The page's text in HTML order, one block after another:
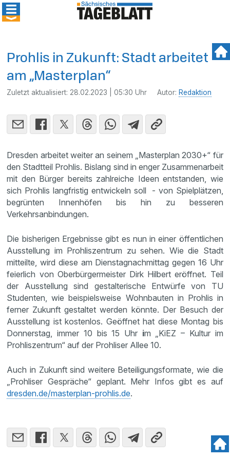
Prohlis in Zukunft: Stadt arbeitet
am „Masterplan“
Zuletzt aktualisiert: 28.02.2023 | 05:30 Uhr Autor: Redaktion
Dresden arbeitet weiter an seinem „Masterplan 2030+“ für
den Stadtteil Prohlis. Bislang sind in enger Zusammenarbeit
mit den Bürger bereits zahlreiche Ideen entstanden, wie
sich Prohlis langfristig entwickeln soll - von Spielplätzen,
begrünten Innenhöfen bis hin zu besseren
Verkehrsanbindungen.
Die bisherigen Ergebnisse gibt es nun in einer öffentlichen
Ausstellung im Prohliszentrum zu sehen. Wie die Stadt
mitteilte, wird diese am Dienstagnachmittag gegen 16 Uhr
feierlich von Oberbürgermeister Dirk Hilbert eröffnet. Teil
der Ausstellung sind gestalterische Entwürfe von TU
Studenten, wie beispielsweise Wohnbauten in Prohlis in
ferner Zukunft gestaltet werden könnte. Der Besuch der
Ausstellung ist kostenlos. Geöffnet hat diese Montag bis
Donnerstag, immer 10 bis 15 Uhr im „KiEZ – Kultur im
Prohliszentrum“ auf der Prohliser Allee 10.
Auch in Zukunft sind weitere Beteiligungsformate, wie die
„Prohliser Gespräche“ geplant. Mehr Infos gibt es auf
dresden.de/masterplan-prohlis.de.